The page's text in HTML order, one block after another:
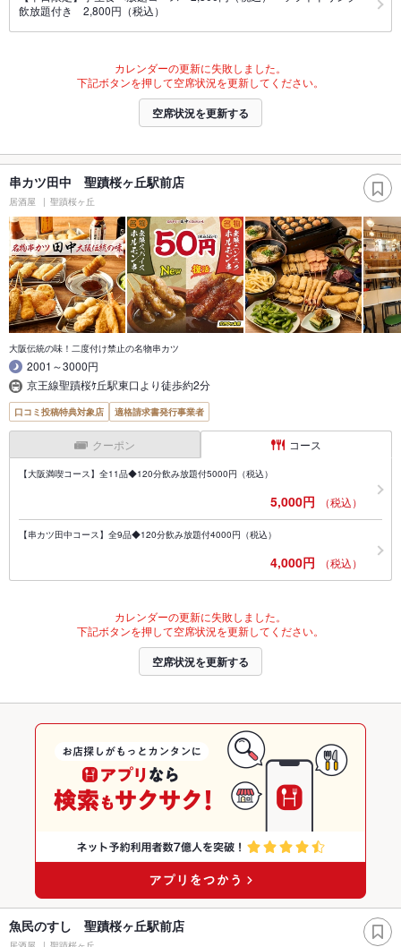
飲放題付き 2,800円（税込）
カレンダーの更新に失敗しました。
下記ボタンを押して空席状況を更新してください。
空席状況を更新する
串カツ田中 聖蹟桜ヶ丘駅前店
居酒屋 聖蹟桜ヶ丘
大阪伝統の味！二度付け禁止の名物串カツ
2001～3000円
京王線聖蹟桜ｹ丘駅東口より徒歩約2分
口コミ投稿特典対象店 適格請求書発行事業者
クーポン コース
【大阪満喫コース】全11品◆120分飲み放題付5000円（税込）
5,000円 （税込）
【串カツ田中コース】全9品◆120分飲み放題付4000円（税込）
4,000円 （税込）
カレンダーの更新に失敗しました。
下記ボタンを押して空席状況を更新してください。
空席状況を更新する
魚民のすし 聖蹟桜ヶ丘駅前店